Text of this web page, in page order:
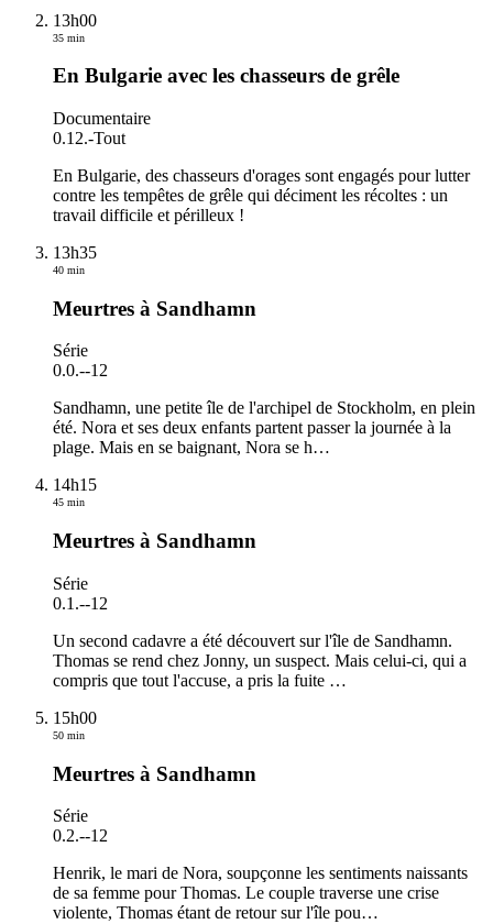
13h00
35 min
En Bulgarie avec les chasseurs de grêle
Documentaire
0.12.-Tout
En Bulgarie, des chasseurs d'orages sont engagés pour lutter
contre les tempêtes de grêle qui déciment les récoltes : un
travail difficile et périlleux !
13h35
40 min
Meurtres à Sandhamn
Série
0.0.--12
Sandhamn, une petite île de l'archipel de Stockholm, en plein
été. Nora et ses deux enfants partent passer la journée à la
plage. Mais en se baignant, Nora se h…
14h15
45 min
Meurtres à Sandhamn
Série
0.1.--12
Un second cadavre a été découvert sur l'île de Sandhamn.
Thomas se rend chez Jonny, un suspect. Mais celui-ci, qui a
compris que tout l'accuse, a pris la fuite …
15h00
50 min
Meurtres à Sandhamn
Série
0.2.--12
Henrik, le mari de Nora, soupçonne les sentiments naissants
de sa femme pour Thomas. Le couple traverse une crise
violente, Thomas étant de retour sur l'île pou…